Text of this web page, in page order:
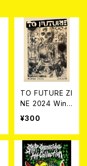
TO FUTURE ZI
NE 2024 Wint
er issue (issu
¥300